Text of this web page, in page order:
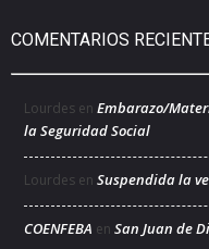
COMENTARIOS
Lourdes en Embarazo/
la Seguridad Social
Lourdes en Suspendida la
COENFEBA en San Juan de